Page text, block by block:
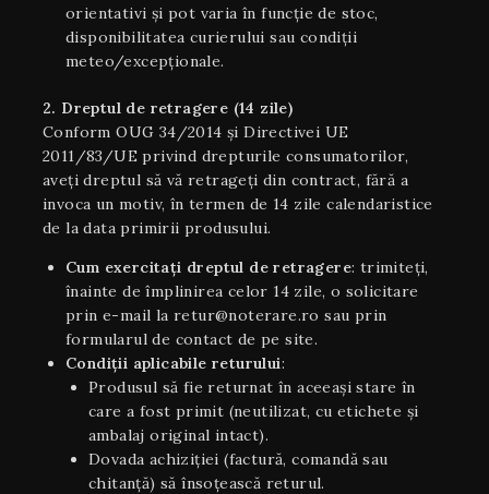
orientativi şi pot varia în funcție de stoc,
disponibilitatea curierului sau condiții
meteo/excepționale.
2. Dreptul de retragere (14 zile)
Conform OUG 34/2014 și Directivei UE
2011/83/UE privind drepturile consumatorilor,
aveți dreptul să vă retrageți din contract, fără a
invoca un motiv, în termen de 14 zile calendaristice
de la data primirii produsului.
Cum exercitați dreptul de retragere: trimiteți,
înainte de împlinirea celor 14 zile, o solicitare
prin e-mail la retur@noterare.ro sau prin
formularul de contact de pe site.
Condiţii aplicabile returului:
Produsul să fie returnat în aceeaşi stare în
care a fost primit (neutilizat, cu etichete și
ambalaj original intact).
Dovada achiziției (factură, comandă sau
chitanță) să însoțească returul.